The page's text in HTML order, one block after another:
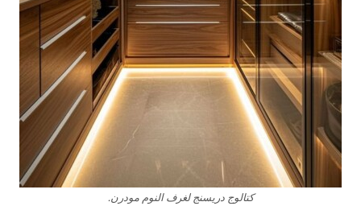
كتالوج دريسنج لغرف النوم مودرن.